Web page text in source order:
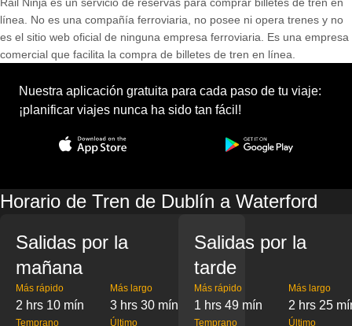
línea. No es una compañía ferroviaria, no posee ni opera trenes y no
es el sitio web oficial de ninguna empresa ferroviaria. Es una empresa
comercial que facilita la compra de billetes de tren en línea.
Nuestra aplicación gratuita para cada paso de tu viaje:
¡planificar viajes nunca ha sido tan fácil!
Horario de Tren de Dublín a Waterford
Salidas por la
mañana
Más rápido
2 hrs 10 mín
Más largo
3 hrs 30 mín
Temprano Último
Salidas por la
tarde
Más rápido
1 hrs 49 mín
Más largo
2 hrs 25
Temprano Último